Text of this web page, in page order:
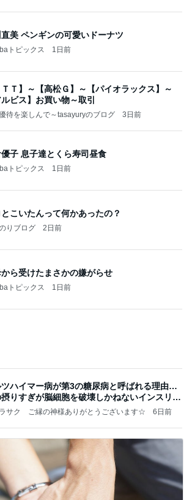
美 ペンギンの可愛いドーナツ
トピックス 1日前
ＴＴ】～【高松Ｇ】～【パイオラックス】～
ルビス】お買い物～取引
待を楽しんで～tasayuryのブログ 3日前
子 息子達とくら寿司昼食
トピックス 1日前
こいたんって何かあったの？
りブログ 2日前
ら受けたまさかの嫌がらせ
トピックス 1日前
ツハイマー病が第3の糖尿病と呼ばれる理由…
りすぎが脳細胞を破壊しかねないインスリン
サク ご縁の神様ありがとうございます☆ 6日前